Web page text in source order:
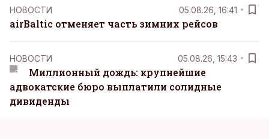
НОВОСТИ 05.08.26, 16:41
airBaltic отменяет часть зимних рейсов
НОВОСТИ 05.08.26, 15:43
Миллионный дождь: крупнейшие
адвокатские бюро выплатили солидные
дивиденды